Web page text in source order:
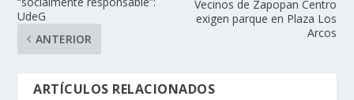
UdeG
ANTERIOR
Vecinos de Zapopan Centro
exigen parque en Plaza Los
Arcos
ARTÍCULOS RELACIONADOS